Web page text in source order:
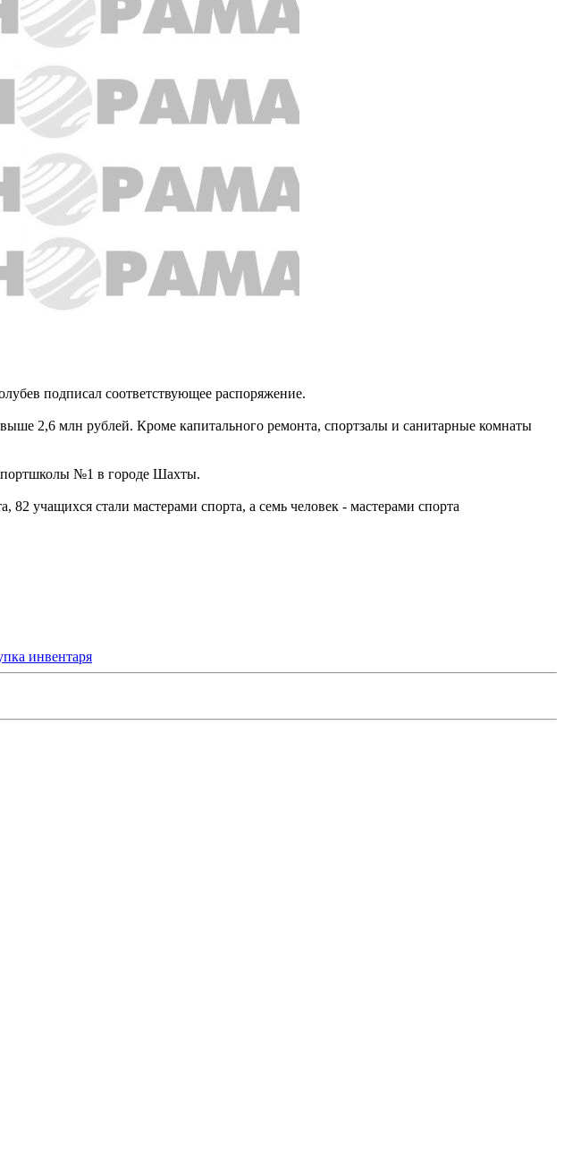
подписал соответствующее распоряжение.
2,6 млн рублей. Кроме капитального ремонта, спортзалы и санитарные комнаты
№1 в городе Шахты.
учащихся стали мастерами спорта, а семь человек - мастерами спорта
инвентаря